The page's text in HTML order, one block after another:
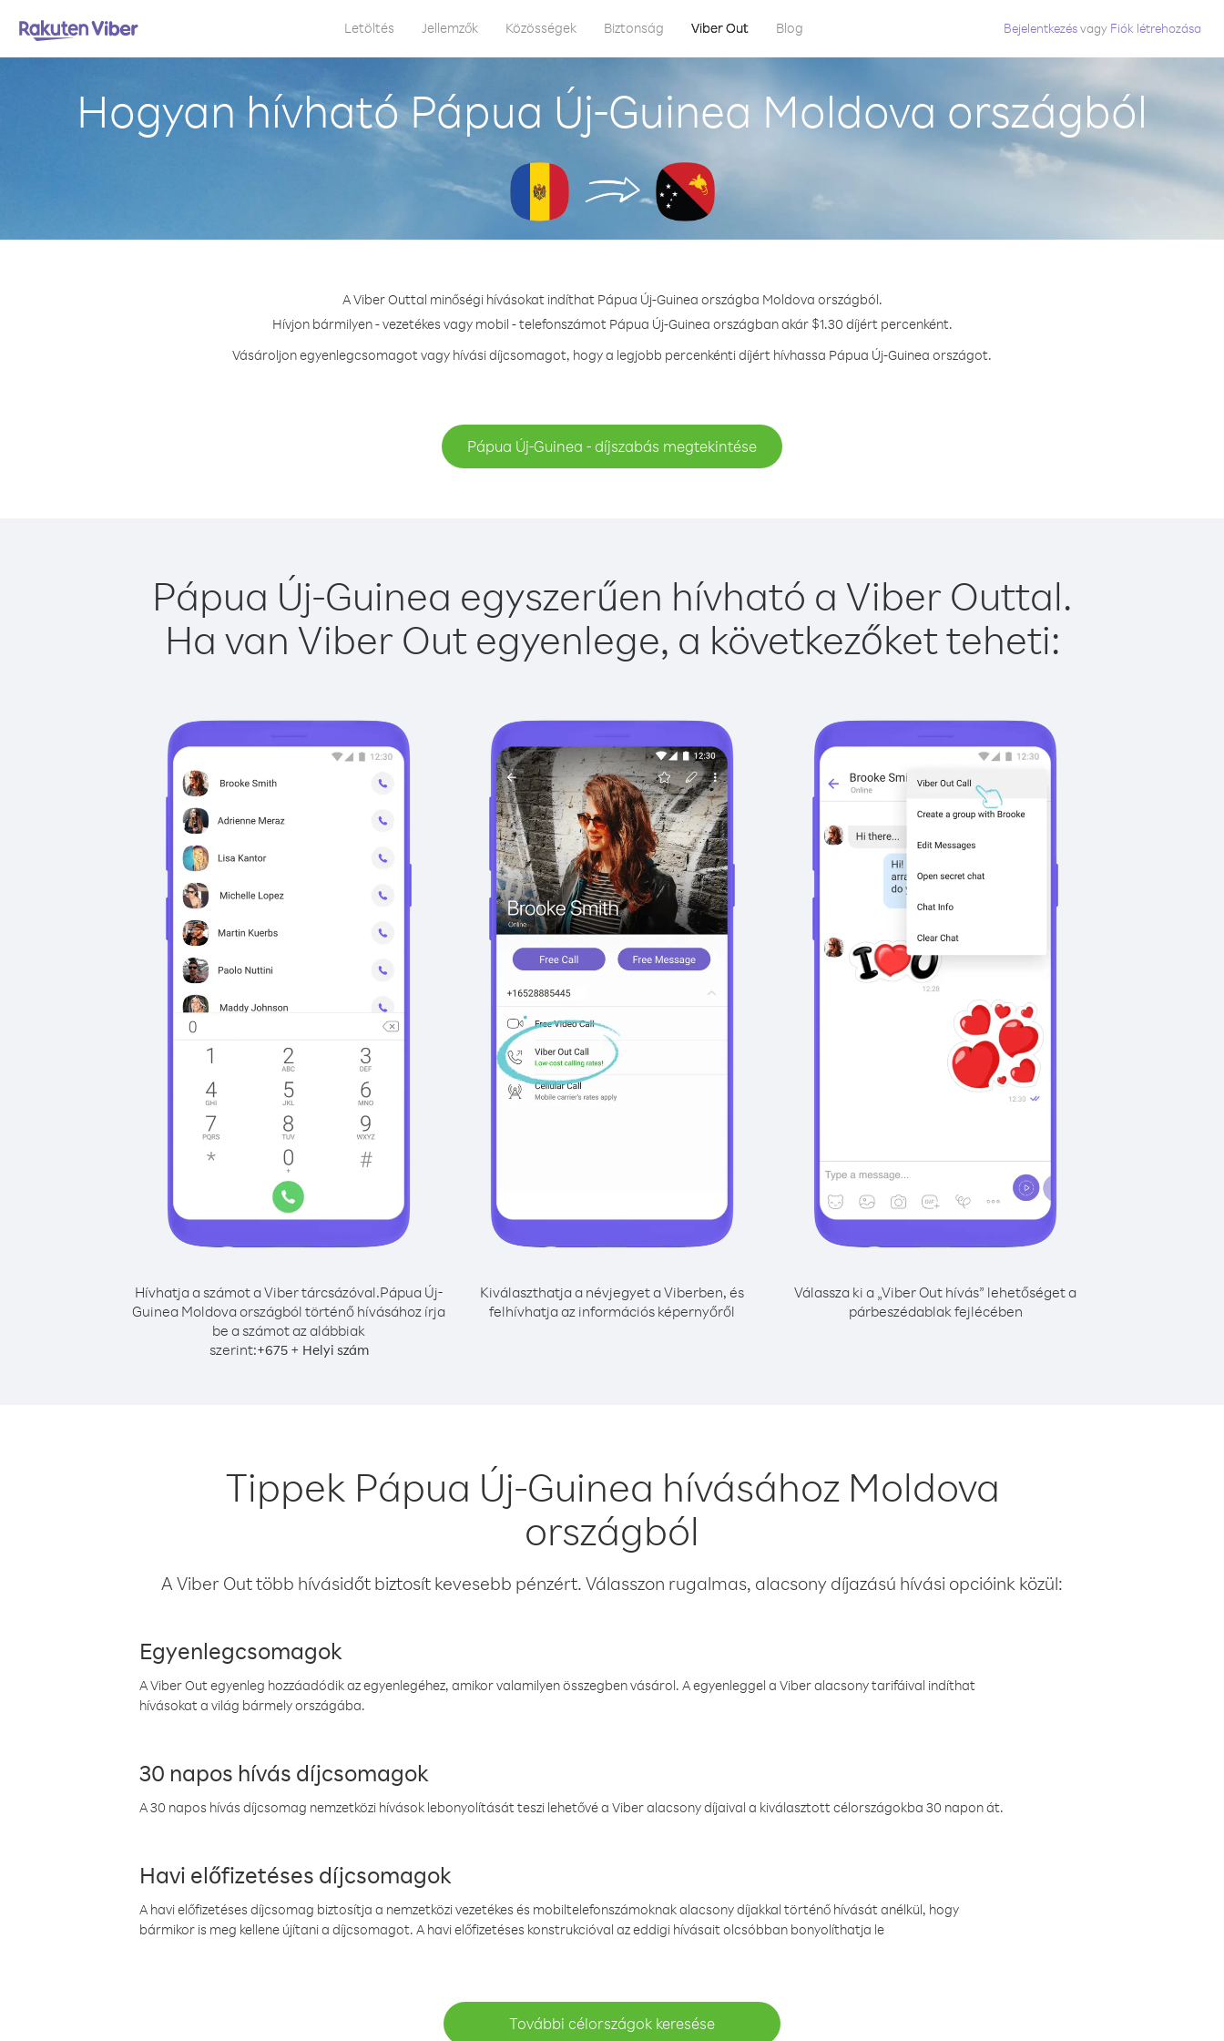
Letöltés Jellemzők Közösségek Biztonság Viber Out Blog Bejelentkezésvagy Fiók létrehozása
Hogyan hívható Pápua Új-Guinea Moldova országból
A Viber Outtal minőségi hívásokat indíthat Pápua Új-Guinea országba Moldova országból.
Hívjon bármilyen - vezetékes vagy mobil - telefonszámot Pápua Új-Guinea országban akár $1.30 díjért percenként.
Vásároljon egyenlegcsomagot vagy hívási díjcsomagot, hogy a legjobb percenkénti díjért hívhassa Pápua Új-Guinea országot.
Pápua Új-Guinea - díjszabás megtekintése
Pápua Új-Guinea egyszerűen hívható a Viber Outtal.
Ha van Viber Out egyenlege, a következőket teheti:
Hívhatja a számot a Viber tárcsázóval.Pápua Új-
Guinea Moldova országból történő hívásához írja
be a számot az alábbiak
szerint:+675+ Helyi szám
Kiválaszthatja a névjegyet a Viberben, és
felhívhatja az információs képernyőről
Válassza ki a „Viber Out hívás” lehetőséget a
párbeszédablak fejlécében
Tippek Pápua Új-Guinea hívásához Moldova
országból
A Viber Out több hívásidőt biztosít kevesebb pénzért. Válasszon rugalmas, alacsony díjazású hívási opcióink közül:
Egyenlegcsomagok
A Viber Out egyenleg hozzáadódik az egyenlegéhez, amikor valamilyen összegben vásárol. A egyenleggel a Viber alacsony tarifáival indíthat
hívásokat a világ bármely országába.
30 napos hívás díjcsomagok
A 30 napos hívás díjcsomag nemzetközi hívások lebonyolítását teszi lehetővé a Viber alacsony díjaival a kiválasztott célországokba 30 napon át.
Havi előfizetéses díjcsomagok
A havi előfizetéses díjcsomag biztosítja a nemzetközi vezetékes és mobiltelefonszámoknak alacsony díjakkal történő hívását anélkül, hogy
bármikor is meg kellene újítani a díjcsomagot. A havi előfizetéses konstrukcióval az eddigi hívásait olcsóbban bonyolíthatja le
További célországok keresése